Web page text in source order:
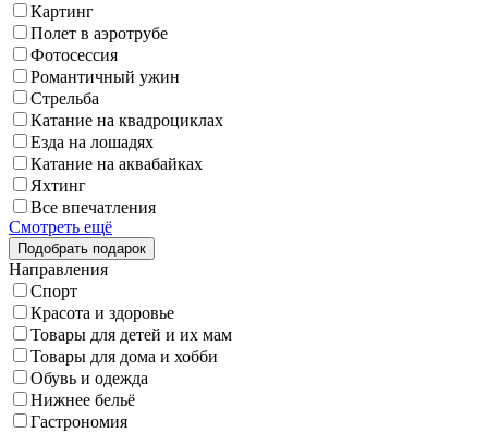
Картинг
Полет в аэротрубе
Фотосессия
Романтичный ужин
Стрельба
Катание на квадроциклах
Езда на лошадях
Катание на аквабайках
Яхтинг
Все впечатления
Смотреть ещё
Направления
Спорт
Красота и здоровье
Товары для детей и их мам
Товары для дома и хобби
Обувь и одежда
Нижнее бельё
Гастрономия